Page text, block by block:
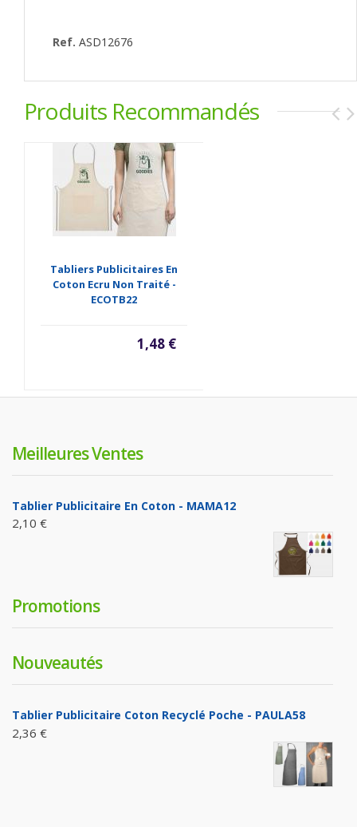
Ref. ASD12676
Produits Recommandés
Tabliers Publicitaires En
Coton Ecru Non Traité -
ECOTB22
1,48 €
Meilleures Ventes
Tablier Publicitaire En Coton - MAMA12
2,10 €
Promotions
Nouveautés
Tablier Publicitaire Coton Recyclé Poche - PAULA58
2,36 €